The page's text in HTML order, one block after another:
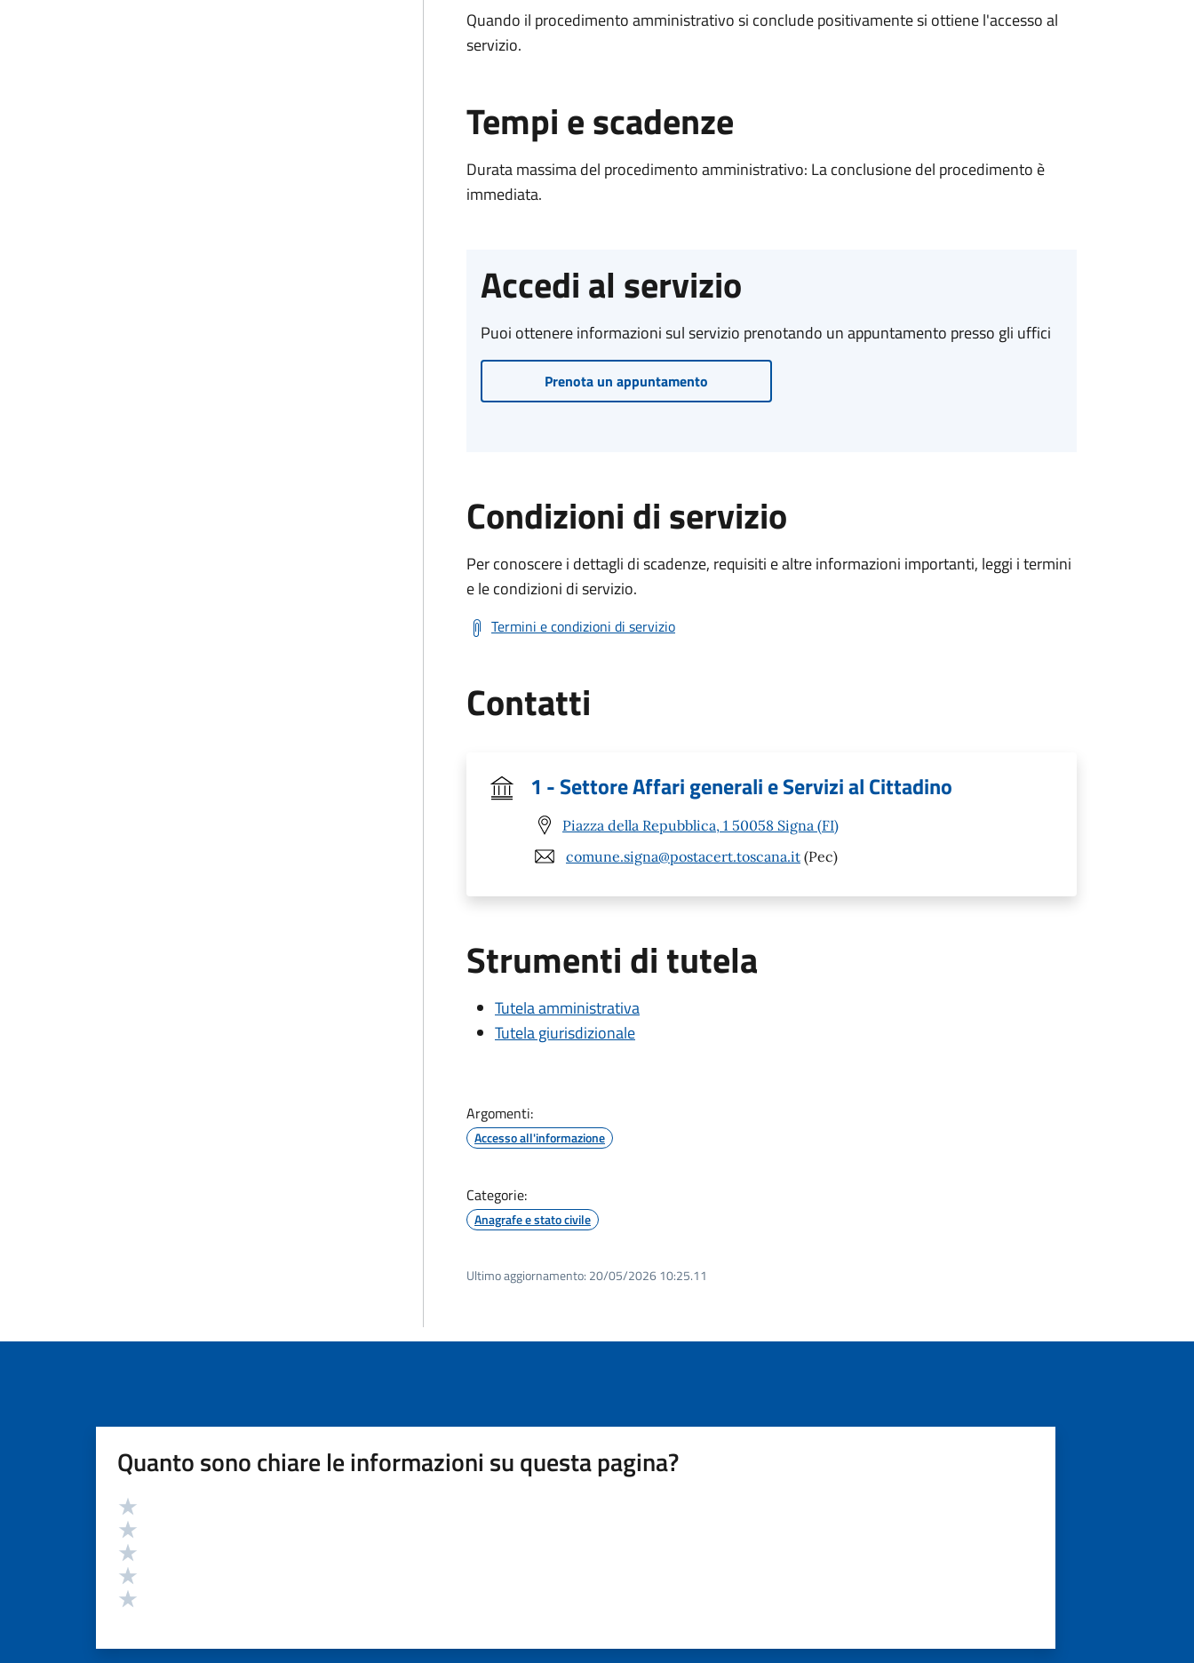
Quando il procedimento amministrativo si conclude positivamente si ottiene l'accesso al
servizio.
Tempi e scadenze
Durata massima del procedimento amministrativo: La conclusione del procedimento è
immediata.
Accedi al servizio
Puoi ottenere informazioni sul servizio prenotando un appuntamento presso gli uffici
Prenota un appuntamento
Condizioni di servizio
Per conoscere i dettagli di scadenze, requisiti e altre informazioni importanti, leggi i termini
e le condizioni di servizio.
Termini e condizioni di servizio
Contatti
1 - Settore Affari generali e Servizi al Cittadino
Piazza della Repubblica, 1 50058 Signa (FI)
comune.signa@postacert.toscana.it (Pec)
Strumenti di tutela
Tutela amministrativa
Tutela giurisdizionale
Argomenti:
Accesso all'informazione
Categorie:
Anagrafe e stato civile
Ultimo aggiornamento: 20/05/2026 10:25.11
Quanto sono chiare le informazioni su questa pagina?
Valutazione